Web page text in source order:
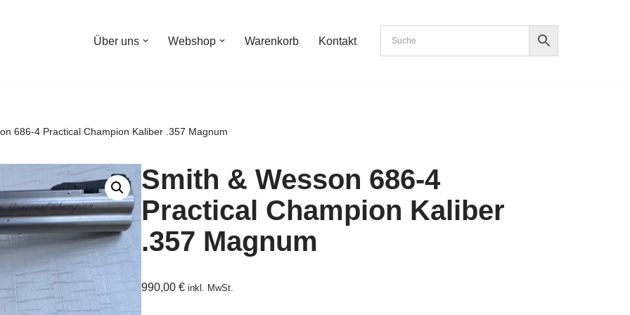
Über uns Webshop Warenkorb Kontakt
686-4 Practical Champion Kaliber .357 Magnum
Smith & Wesson 686-4
Practical Champion Kaliber
.357 Magnum
990,00€ inkl. MwSt.